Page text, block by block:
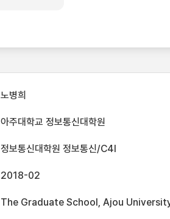
노병희
아주대학교 정보통신대학원
정보통신대학원 정보통신/C4I
2018-02
The Graduate School, Ajou